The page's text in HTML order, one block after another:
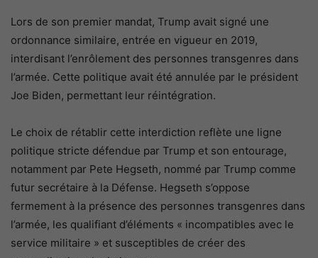
Lors de son premier mandat, Trump avait signé une
ordonnance similaire, entrée en vigueur en 2019,
interdisant l’enrôlement des personnes transgenres dans
l’armée. Cette politique avait été annulée par le président
Joe Biden, permettant leur réintégration.
Le choix de rétablir cette interdiction reflète une ligne
politique stricte défendue par Trump et son entourage,
notamment par Pete Hegseth, nommé par Trump comme
futur secrétaire à la Défense. Hegseth s’oppose
fermement à la présence des personnes transgenres dans
l’armée, les qualifiant d’éléments « incompatibles avec le
service militaire » et susceptibles de créer des